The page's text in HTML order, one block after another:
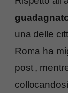
una delle
Roma ha
posti,